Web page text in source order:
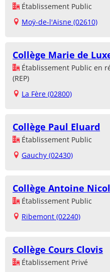
Établissement Public
Moÿ-de-l'Aisne (02610)
Collège Marie de
Établissement Public en
(REP)
La Fère (02800)
Collège Paul Eluard
Établissement Public
Gauchy (02430)
Collège Antoine
Établissement Public
Ribemont (02240)
Collège Cours Clovis
Établissement Privé